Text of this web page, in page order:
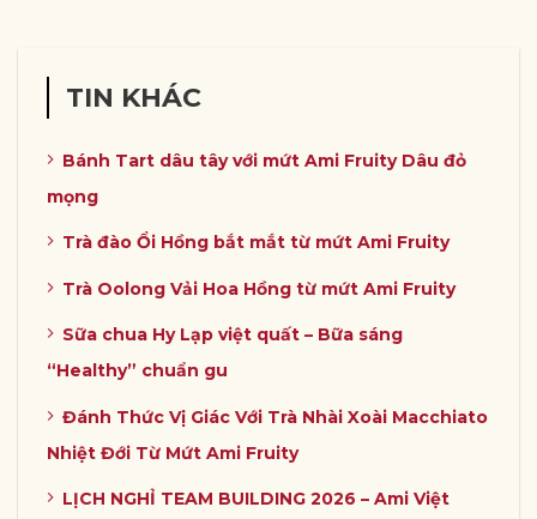
TIN KHÁC
Bánh Tart dâu tây với mứt Ami Fruity Dâu đỏ
mọng
Trà đào Ổi Hồng bắt mắt từ mứt Ami Fruity
Trà Oolong Vải Hoa Hồng từ mứt Ami Fruity
Sữa chua Hy Lạp việt quất – Bữa sáng
“Healthy” chuẩn gu
Đánh Thức Vị Giác Với Trà Nhài Xoài Macchiato
Nhiệt Đới Từ Mứt Ami Fruity
LỊCH NGHỈ TEAM BUILDING 2026 – Ami Việt